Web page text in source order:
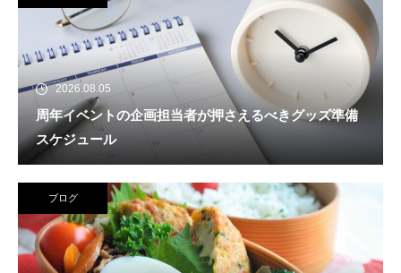
2026.08.05
周年イベントの企画担当者が押さえるべきグッズ準備
スケジュール
ブログ